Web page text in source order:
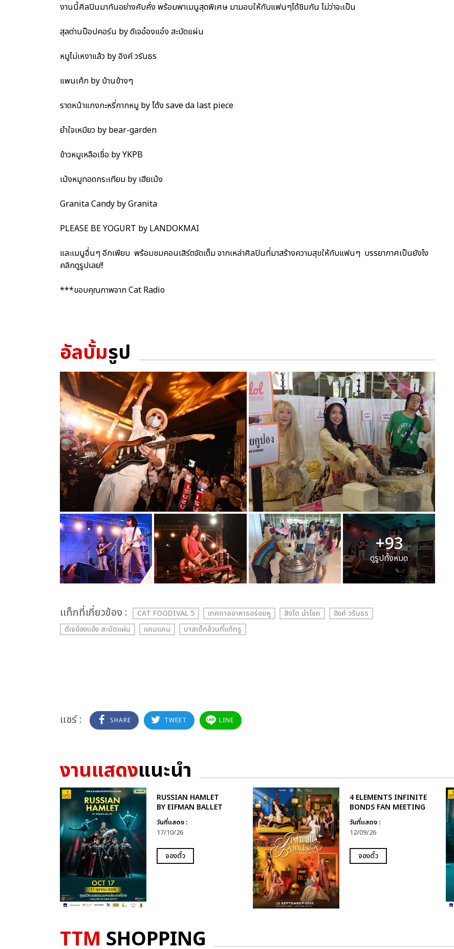
งานนี้ศิลปินมากันอย่างคับคั่ง พร้อมพาเมนูสุดพิเศษ มามอบให้กับแฟนๆได้ชิมกัน ไม่ว่าจะเป็น
สุลต่านป็อปคอร์น by ดีเจอ๋องแอ๋ง สะบัดแผ่น
หมูไม่เหงาแล้ว by อิงค์ วรันธร
แพนเค้ก by บ้านข้างๆ
ราดหน้าแกงกะหรี่กากหมู by โต้ง save da last piece
ยำใจเหมียว by bear-garden
ข้าวหมูเหลือเชื่อ by YKPB
เม้งหมูทอดกระเทียม by เฮียเม้ง
Granita Candy by Granita
PLEASE BE YOGURT by LANDOKMAI
และเมนูอื่นๆ อีกเพียบ พร้อมชมคอนเสิร์ตจัดเต็ม จากเหล่าศิลปินที่มาสร้างความสุขให้กับแฟนๆ บรรยากาศเป็นยังไง
คลิกดูรูปเลย!!
***ขอบคุณภาพจาก Cat Radio
อัลบั้มรูป
+93
ดูรูปทั้งหมด
เเท็กที่เกี่ยวข้อง : CAT FOODIVAL 5 เทศกาลอาหารอร่อยหู สิงโต นำโชค
อิงค์ วรันธร
ดีเจอ๋องแอ๋ง สะบัดแผ่น
แคนแคน บาสเด็กอ้วนที่แท้ทรู
แชร์ : SHARE TWEET LINE
งานแสดงแนะนำ
RUSSIAN HAMLET
BY EIFMAN BALLET
วันที่แสดง :
17/10/26
จองตั๋ว
4 ELEMENTS INFINITE
BONDS FAN MEETING
วันที่แสดง :
12/09/26
จองตั๋ว
TTM SHOPPING